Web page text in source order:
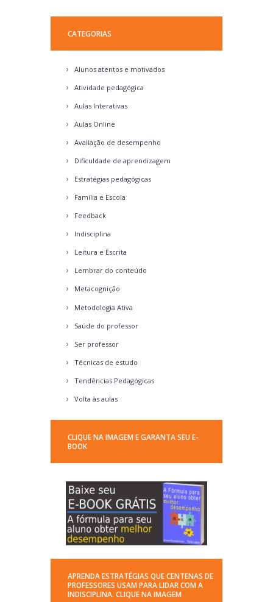
CATEGORIAS
Alunos atentos e motivados
Atividade pedagógica
Aulas Interativas
Aulas Online
Avaliação de desempenho
Dificuldade de aprendizagem
Estratégias pedagógicas
Família e Escola
Feedback
Indisciplina
Leitura e Escrita
Lembrar do conteúdo
Metacognição
Metodologia Ativa
Saúde do professor
Ser professor
Técnicas de estudo
Tendências Pedagógicas
Volta às aulas
CLIQUE NA IMAGEM E GARANTA SEU E-
BOOK
APRENDA ESTRATÉGIAS QUE CENTENAS DE
PROFESSORES USAM PARA LIDAR COM A
INDISCIPLINA. CLIQUE NA IMAGEM